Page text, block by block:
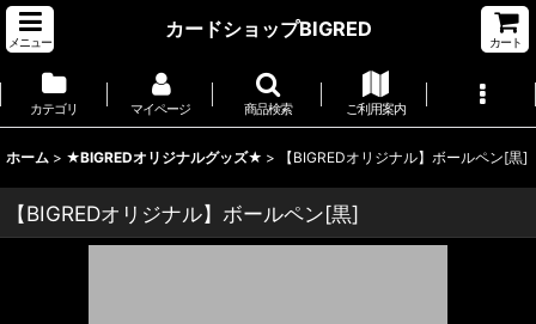
メニュー
カードショップBIGRED
カート
カテゴリ マイページ 商品検索 ご利用案内
ホーム > ★BIGREDオリジナルグッズ★ > 【BIGREDオリジナル】ボールペン[黒]
【BIGREDオリジナル】ボールペン[黒]